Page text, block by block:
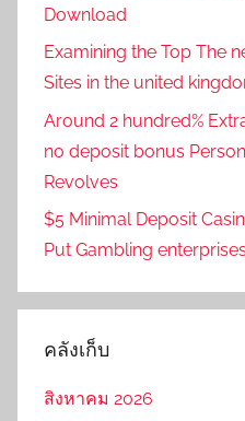
Download
Examining the Top The
Sites in the united
Around 2 hundred%
no deposit bonus
Revolves
$5 Minimal Deposit
Put Gambling
คลังเก็บ
สิงหาคม 2026